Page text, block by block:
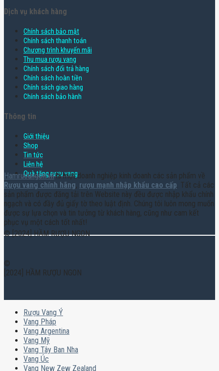
Dịch vụ khách hàng
Chính sách bảo mật
Chính sách thanh toán
Chương trình khuyến mãi
Thu mua rượu vang
Chính sách đổi trả hàng
Chính sách hoàn tiền
Chính sách giao hàng
Chính sách bảo hành
Thông tin
Giới thiệu
Shop
Tin tức
Liên hệ
Quà tặng rượu vang
Hamruoungon.vnlà một doanh nghiệp kinh doanh các sản phẩm về
Rượu vang chính hãng, rượu mạnh nhập khẩu cao cấp. Tất cả các
sản phẩm được đăng tải trên Website này đều được nhập khẩu chính
ngạch và có đầy đủ giấy tờ theo luật định. Chúng tôi luôn mong muốn
được sự lựa chọn và tin tưởng từ khách hàng, cũng như cam kết
phục vụ một cách tốt nhất!
© [2024] HẦM RƯỢU NGON
©
[2024] HẦM RƯỢU NGON
Rượu Vang Ý
Vang Pháp
Vang Argentina
Vang Mỹ
Vang Tây Ban Nha
Vang Úc
Vang New Zew Zealand